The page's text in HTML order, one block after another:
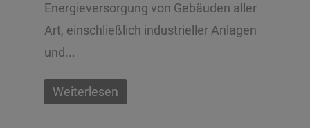
Energieversorgung von Gebäuden aller
Art, einschließlich industrieller Anlagen
und...
Weiterlesen